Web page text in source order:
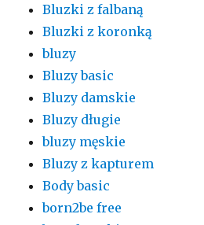
Bluzki z falbaną
Bluzki z koronką
bluzy
Bluzy basic
Bluzy damskie
Bluzy długie
bluzy męskie
Bluzy z kapturem
Body basic
born2be free